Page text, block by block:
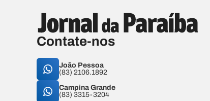
Contate-nos
João Pessoa
(83) 2106.1892
Campina Grande
(83) 3315-3204